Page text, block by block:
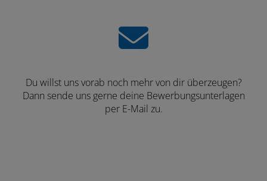
Du willst uns vorab noch mehr von dir überzeugen?
Dann sende uns gerne deine Bewerbungsunterlagen
per E-Mail zu.